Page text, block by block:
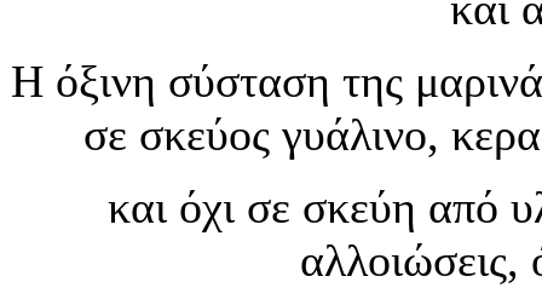
Η όξινη σύσταση της
σε σκεύος γυάλινο,
και όχι σε σκεύη από
αλλοιώσεις,